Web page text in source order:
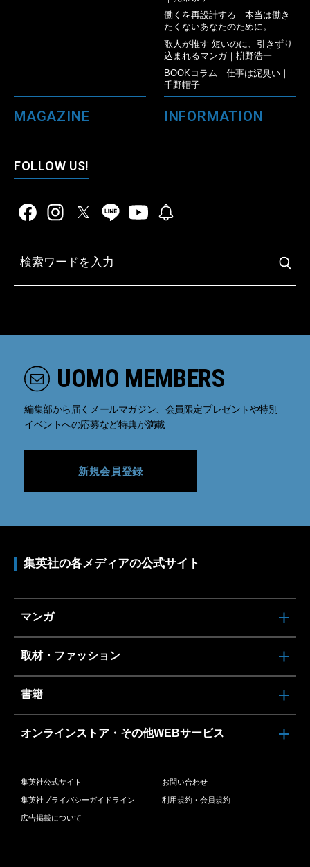
働くを再設計する 本当は働き
たくないあなたのために。
歌人が推す 短いのに、引きずり
込まれるマンガ｜枡野浩一
BOOKコラム 仕事は泥臭い｜
千野帽子
MAGAZINE INFORMATION
FOLLOW US!
UOMO MEMBERS
編集部から届くメールマガジン、会員限定プレゼントや特別
イベントへの応募など特典が満載
新規会員登録
集英社の各メディアの公式サイト
マンガ
取材・ファッション
書籍
オンラインストア・その他WEBサービス
集英社公式サイト お問い合わせ
集英社プライバシーガイドライン 利用規約・会員規約
広告掲載について